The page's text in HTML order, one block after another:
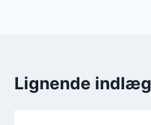
Lignende indlæg